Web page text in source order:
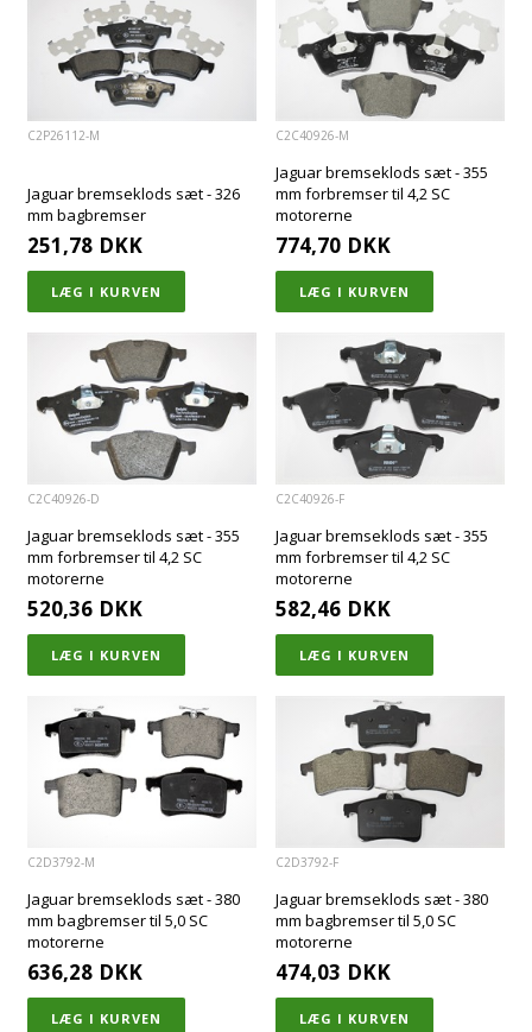
C2P26112-M
Jaguar bremseklods sæt - 326
mm bagbremser
251,78 DKK
C2C40926-M
Jaguar bremseklods sæt - 355
mm forbremser til 4,2 SC
motorerne
774,70 DKK
C2C40926-D
Jaguar bremseklods sæt - 355
mm forbremser til 4,2 SC
motorerne
520,36 DKK
C2C40926-F
Jaguar bremseklods sæt - 355
mm forbremser til 4,2 SC
motorerne
582,46 DKK
C2D3792-M
Jaguar bremseklods sæt - 380
mm bagbremser til 5,0 SC
motorerne
636,28 DKK
C2D3792-F
Jaguar bremseklods sæt - 380
mm bagbremser til 5,0 SC
motorerne
474,03 DKK